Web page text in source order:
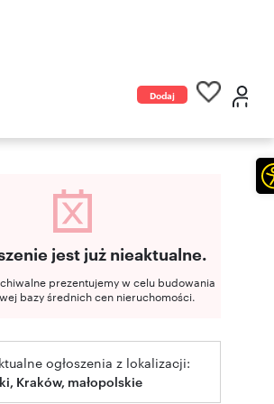
Dodaj
jest już nieaktualne.
prezentujemy w celu budowania
bazy średnich cen nieruchomości.
ogłoszenia z lokalizacji:
Kraków, małopolskie